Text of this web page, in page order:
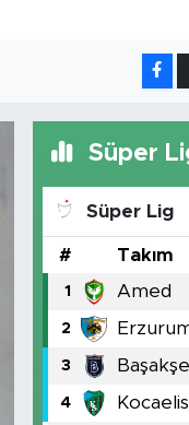
Süper
Süper Lig
# Takım
1 Amed
2
3
4